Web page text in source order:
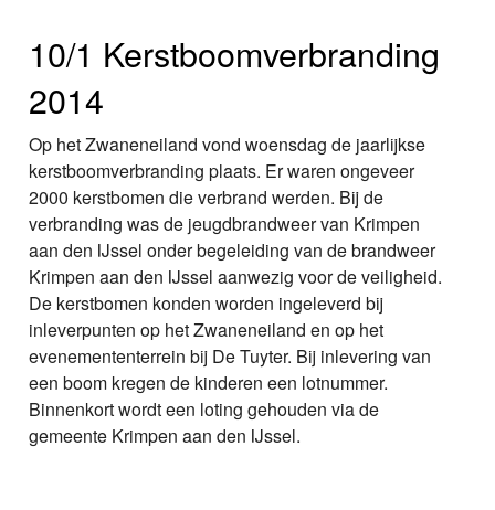
Info
10/1 Kerstboomverbranding
2014
Op het Zwaneneiland vond woensdag de jaarlijkse
kerstboomverbranding plaats. Er waren ongeveer
2000 kerstbomen die verbrand werden. Bij de
verbranding was de jeugdbrandweer van Krimpen
aan den IJssel onder begeleiding van de brandweer
Krimpen aan den IJssel aanwezig voor de veiligheid.
De kerstbomen konden worden ingeleverd bij
inleverpunten op het Zwaneneiland en op het
evenemententerrein bij De Tuyter. Bij inlevering van
een boom kregen de kinderen een lotnummer.
Binnenkort wordt een loting gehouden via de
gemeente Krimpen aan den IJssel.